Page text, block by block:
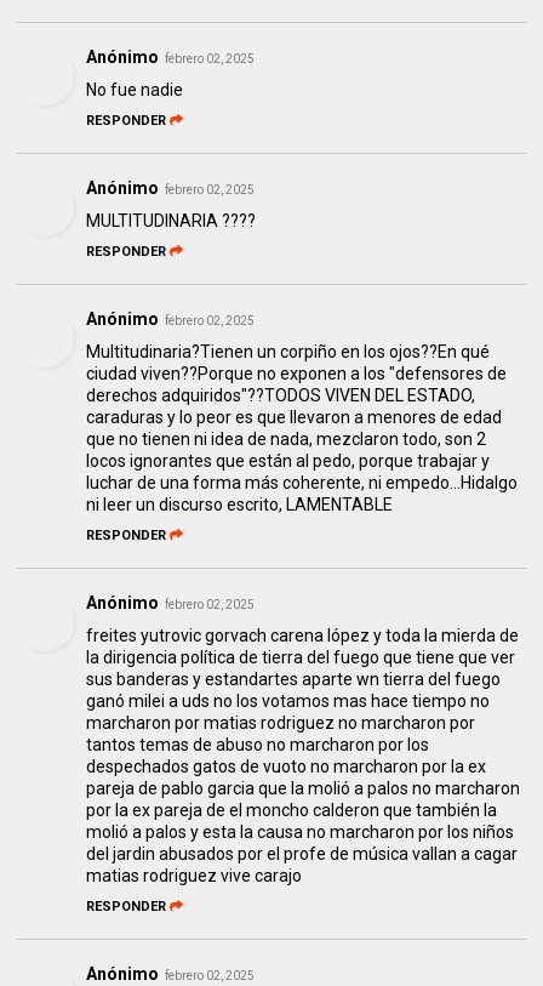
Anónimo febrero 02, 2025
No fue nadie
RESPONDER
Anónimo febrero 02, 2025
MULTITUDINARIA ????
RESPONDER
Anónimo febrero 02, 2025
Multitudinaria?Tienen un corpiño en los ojos??En qué
ciudad viven??Porque no exponen a los "defensores de
derechos adquiridos"??TODOS VIVEN DEL ESTADO,
caraduras y lo peor es que llevaron a menores de edad
que no tienen ni idea de nada, mezclaron todo, son 2
locos ignorantes que están al pedo, porque trabajar y
luchar de una forma más coherente, ni empedo...Hidalgo
ni leer un discurso escrito, LAMENTABLE
RESPONDER
Anónimo febrero 02, 2025
freites yutrovic gorvach carena lópez y toda la mierda de
la dirigencia política de tierra del fuego que tiene que ver
sus banderas y estandartes aparte wn tierra del fuego
ganó milei a uds no los votamos mas hace tiempo no
marcharon por matias rodriguez no marcharon por
tantos temas de abuso no marcharon por los
despechados gatos de vuoto no marcharon por la ex
pareja de pablo garcia que la molió a palos no marcharon
por la ex pareja de el moncho calderon que también la
molió a palos y esta la causa no marcharon por los niños
del jardin abusados por el profe de música vallan a cagar
matias rodriguez vive carajo
RESPONDER
Anónimo febrero 02, 2025